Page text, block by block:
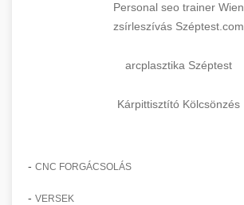
Personal seo trainer Wien
zsírleszívás Széptest.com
arcplasztika Széptest
Kárpittisztító Kölcsönzés
- CNC FORGÁCSOLÁS
- VERSEK